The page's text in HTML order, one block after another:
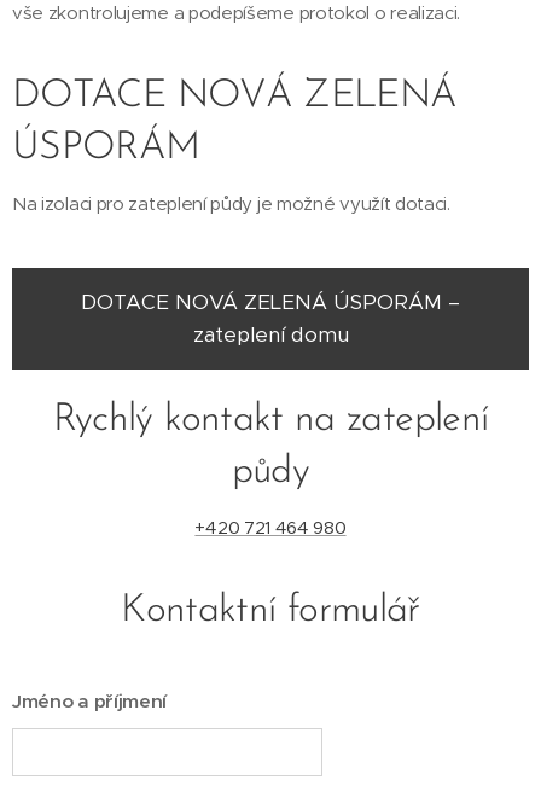
vše zkontrolujeme a podepíšeme protokol o realizaci.
DOTACE NOVÁ ZELENÁ
ÚSPORÁM
Na izolaci pro zateplení půdy je možné využít dotaci.
DOTACE NOVÁ ZELENÁ ÚSPORÁM –
zateplení domu
Rychlý kontakt na zateplení
půdy
+420 721 464 980
Kontaktní formulář
Jméno a příjmení